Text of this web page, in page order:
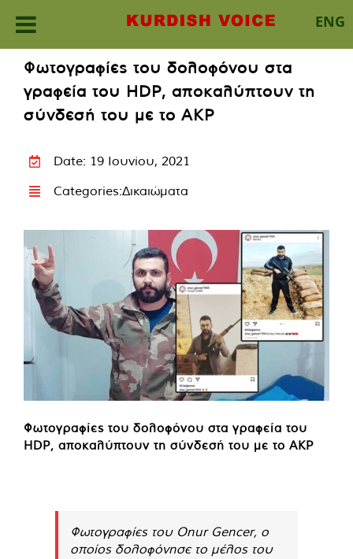
ENG
content
Φωτογραφίες του δολοφόνου στα
γραφεία του HDP, αποκαλύπτουν τη
σύνδεσή του με το AKP
Date: 19 Ιουνίου, 2021
Categories:Δικαιώματα
Φωτογραφίες του δολοφόνου στα γραφεία του
HDP, αποκαλύπτουν τη σύνδεσή του με το AKP
Φωτογραφίες του Onur Gencer, ο
οποίος δολοφόνησε το μέλος του